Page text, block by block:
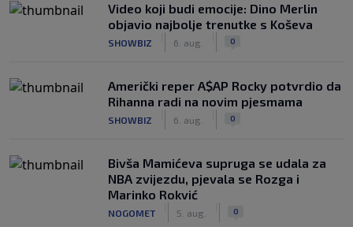
Video koji budi emocije: Dino Merlin
objavio najbolje trenutke s Koševa
SHOWBIZ 6. aug. 0
Američki reper A$AP Rocky potvrdio da
Rihanna radi na novim pjesmama
SHOWBIZ 6. aug. 0
Bivša Mamićeva supruga se udala za
NBA zvijezdu, pjevala se Rozga i
Marinko Rokvić
NOGOMET 5. aug. 0